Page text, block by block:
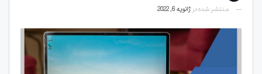
منتشر شده در ژانویه 6, 2022